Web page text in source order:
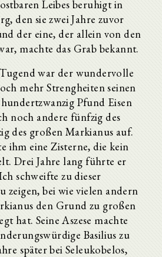
Leibes beruhigt in
den sie zwei Jahre zuvor
der eine, der allein von den
machte das Grab bekannt.
war der wundervolle
mehr Strengheiten seinen
Pfund Eisen
noch andere fünfzig des
des großen Markianus auf.
ihm eine Zisterne, die kein
Drei Jahre lang führte er
schweifte zu dieser
zeigen, bei wie vielen andern
den Grund zu großen
hat. Seine Aszese machte
Basilius zu
später bei Seleukobelos,